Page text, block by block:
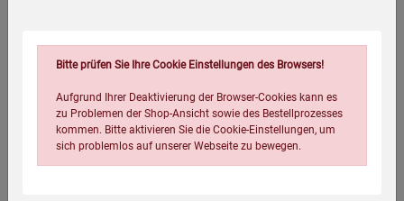
Der Raketenofen ist ausschließlich für die Verwendung
im Freien vorgesehen. In geschlossenen Räumen
besteht Brand- und Erstickungsgefahr.
Beachten Sie die Brandschutzvorschriften und halten Sie
einen Sicherheitsabstand zu brennbaren Materialien ein.
Mehr anzeigen
Bitte prüfen Sie Ihre Cookie Einstellungen des Browsers!
Aufgrund Ihrer Deaktivierung der Browser-Cookies kann es
zu Problemen der Shop-Ansicht sowie des Bestellprozesses
kommen. Bitte aktivieren Sie die Cookie-Einstellungen, um
sich problemlos auf unserer Webseite zu bewegen.